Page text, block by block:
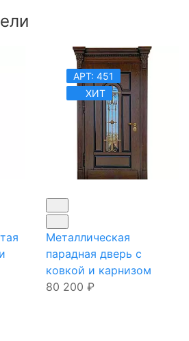
АРТ: 451
ХИТ
Металлическая
парадная дверь с
ковкой и карнизом
80 200 ₽